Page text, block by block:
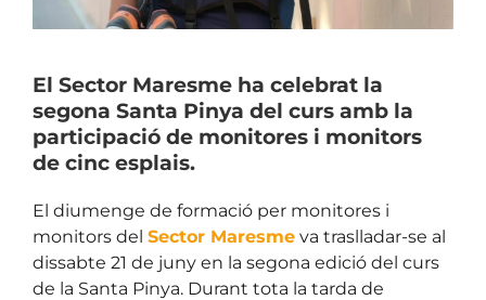
El Sector Maresme ha celebrat la
segona Santa Pinya del curs amb la
participació de monitores i monitors
de cinc esplais.
El diumenge de formació per monitores i
monitors del Sector Maresmeva traslladar-se al
dissabte 21 de juny en la segona edició del curs
de la Santa Pinya. Durant tota la tarda de